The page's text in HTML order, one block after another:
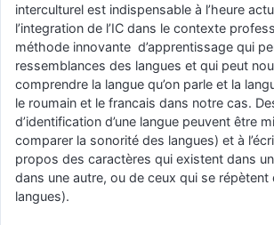
interculturel est indispensable à l’heure
l’integration de l’IC dans le contexte
méthode innovante d’apprentissage qui
ressemblances des langues et qui peut
comprendre la langue qu’on parle et la
le roumain et le francais dans notre cas.
d’identification d’une langue peuvent être
comparer la sonorité des langues) et à
propos des caractères qui existent dans
dans une autre, ou de ceux qui se répètent
langues).